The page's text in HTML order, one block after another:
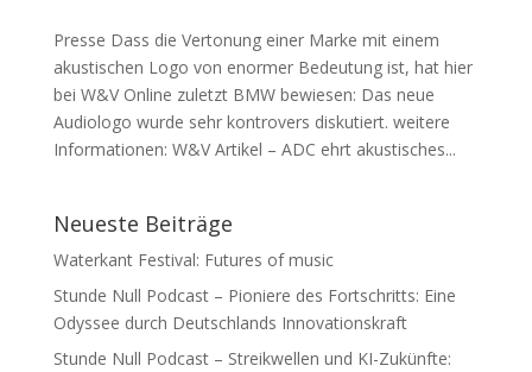
Presse Dass die Vertonung einer Marke mit einem
akustischen Logo von enormer Bedeutung ist, hat hier
bei W&V Online zuletzt BMW bewiesen: Das neue
Audiologo wurde sehr kontrovers diskutiert. weitere
Informationen: W&V Artikel – ADC ehrt akustisches...
Neueste Beiträge
Waterkant Festival: Futures of music
Stunde Null Podcast – Pioniere des Fortschritts: Eine
Odyssee durch Deutschlands Innovationskraft
Stunde Null Podcast – Streikwellen und KI-Zukünfte: